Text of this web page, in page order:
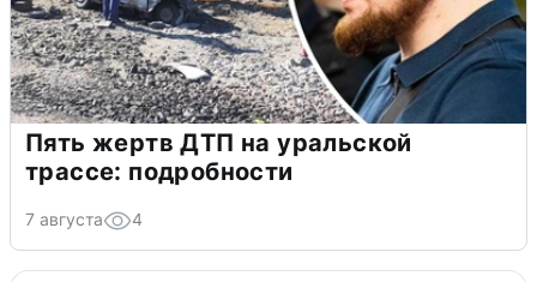
Пять жертв ДТП на уральской
трассе: подробности
7 августа 4